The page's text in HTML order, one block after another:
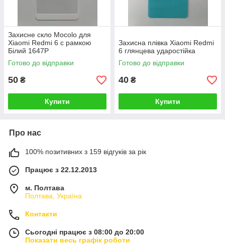
Захисне скло Mocolo для
Xiaomi Redmi 6 c рамкою
Білий 1647P
Готово до відправки
50 ₴
Купити
Захисна плівка Xiaomi Redmi
6 глянцева ударостійка
Готово до відправки
40 ₴
Купити
Про нас
100% позитивних з 159 відгуків за рік
Працює з 22.12.2013
м. Полтава
Полтава, Україна
Контакти
Сьогодні працює з 08:00 до 20:00
Показати весь графік роботи